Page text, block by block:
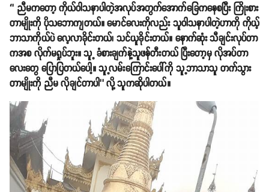
‘’ ညီမကတော့ ကိုယ်ဝါသနာပါတဲ့အလုပ်အတွက်အောက်ခြေကနေစပြီး ကြိုးစား
တာမျိုးကို ပိုသဘောကျတယ်။ မောင်လေးကိုလည်း သူဝါသနာပါတဲ့ဟာကို ကိုယ့်
ဘာသာကိုယ်ပဲ လေ့လာခိုင်းတယ်၊ သင်ယူခိုင်းတယ်။ နောက်ဆုံး သီချင်းလုပ်တာ
ကအစ လိုက်မရှုပ်ဘူး။ သူ့ ခံစားချက်နဲ့သူဖန်တီးတယ် ပြီးတော့မှ လိုအပ်တာ
လေးတွေ ပြောပြတယ်ပေါ့။ သူ့လမ်းကြောင်းပေါ်ကို သူ့ဘာသာသူ တက်သွား
တာမျိုးကို ညီမ လိုချင်တာပါ’’ လို့ သူကဆိုပါတယ်။